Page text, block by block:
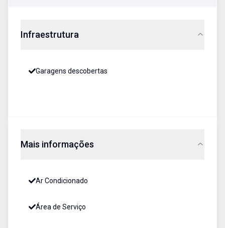
Infraestrutura
Garagens descobertas
Mais informações
Ar Condicionado
Área de Serviço